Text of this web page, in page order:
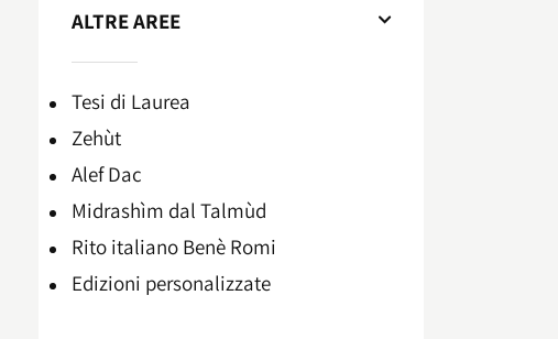
ALTRE AREE
Tesi di Laurea
Zehùt
Alef Dac
Midrashìm dal Talmùd
Rito italiano Benè Romi​
Edizioni personalizzate